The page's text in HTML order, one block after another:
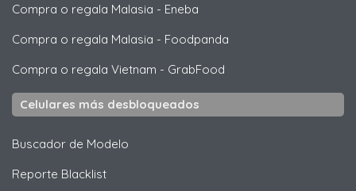
Compra o regala Malasia - Eneba
Compra o regala Malasia - Foodpanda
Compra o regala Vietnam - GrabFood
Celulares más desbloqueados
Buscador de Modelo
Reporte Blacklist